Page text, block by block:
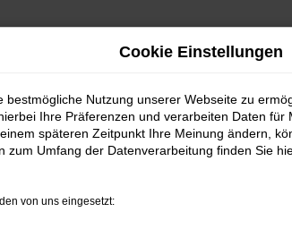
Cookie Einstellungen
bestmögliche Nutzung unserer Webseite zu
Ihre Präferenzen und verarbeiten Daten
späteren Zeitpunkt Ihre Meinung ändern,
zum Umfang der Datenverarbeitung finden Sie
von uns eingesetzt: